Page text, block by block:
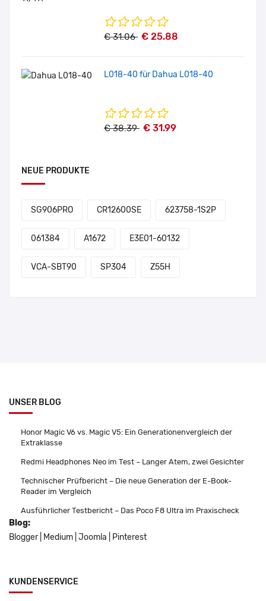
€ 31.06 € 25.88
L018-40 für Dahua L018-40
€ 38.39 € 31.99
NEUE PRODUKTE
SG906PRO CR12600SE 623758-1S2P
061384 A1672 E3E01-60132
VCA-SBT90 SP304 Z55H
UNSER BLOG
Honor Magic V6 vs. Magic V5: Ein Generationenvergleich der
Extraklasse
Redmi Headphones Neo im Test – Langer Atem, zwei Gesichter
Technischer Prüfbericht – Die neue Generation der E-Book-
Reader im Vergleich
Ausführlicher Testbericht – Das Poco F8 Ultra im Praxischeck
Blog:
Blogger
Medium Joomla Pinterest
KUNDENSERVICE